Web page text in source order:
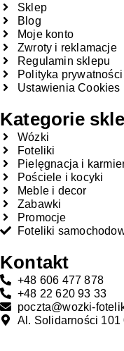
Sklep
Blog
Moje konto
Zwroty i reklamacje
Regulamin sklepu
Polityka prywatności
Ustawienia Cookies
Kategorie
Wózki
Foteliki
Pielęgnacja i
Pościele i kocyki
Meble i decor
Zabawki
Promocje
Foteliki
Kontakt
+48 606 477 878
+48 22 620 93 33
poczta@wozki-
Al. Solidarności 101